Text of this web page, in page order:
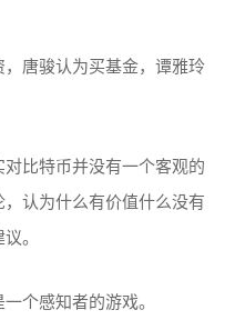
唐骏认为买基金，谭雅玲
比特币并没有一个客观的
认为什么有价值什么没有
。
个感知者的游戏。